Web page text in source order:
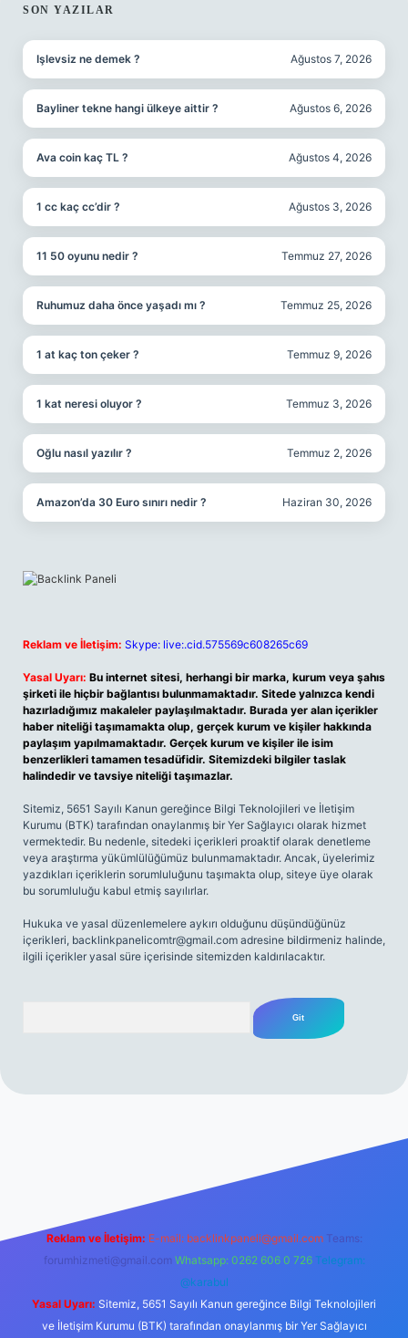
SIDEBAR
SON YAZILAR
Işlevsiz ne demek ? Ağustos 7, 2026
Bayliner tekne hangi ülkeye aittir ? Ağustos 6, 2026
Ava coin kaç TL ? Ağustos 4, 2026
1 cc kaç cc’dir ? Ağustos 3, 2026
11 50 oyunu nedir ? Temmuz 27, 2026
Ruhumuz daha önce yaşadı mı ? Temmuz 25, 2026
1 at kaç ton çeker ? Temmuz 9, 2026
1 kat neresi oluyor ? Temmuz 3, 2026
Oğlu nasıl yazılır ? Temmuz 2, 2026
Amazon’da 30 Euro sınırı nedir ? Haziran 30, 2026
Reklam ve İletişim: Skype: live:.cid.575569c608265c69
Yasal Uyarı: Bu internet sitesi, herhangi bir marka, kurum veya şahıs
şirketi ile hiçbir bağlantısı bulunmamaktadır. Sitede yalnızca kendi
hazırladığımız makaleler paylaşılmaktadır. Burada yer alan içerikler
haber niteliği taşımamakta olup, gerçek kurum ve kişiler hakkında
paylaşım yapılmamaktadır. Gerçek kurum ve kişiler ile isim
benzerlikleri tamamen tesadüfidir. Sitemizdeki bilgiler taslak
halindedir ve tavsiye niteliği taşımazlar.
Sitemiz, 5651 Sayılı Kanun gereğince Bilgi Teknolojileri ve İletişim
Kurumu (BTK) tarafından onaylanmış bir Yer Sağlayıcı olarak hizmet
vermektedir. Bu nedenle, sitedeki içerikleri proaktif olarak denetleme
veya araştırma yükümlülüğümüz bulunmamaktadır. Ancak, üyelerimiz
yazdıkları içeriklerin sorumluluğunu taşımakta olup, siteye üye olarak
bu sorumluluğu kabul etmiş sayılırlar.
Hukuka ve yasal düzenlemelere aykırı olduğunu düşündüğünüz
içerikleri, backlinkpanelicomtr@gmail.com adresine bildirmeniz halinde,
ilgili içerikler yasal süre içerisinde sitemizden kaldırılacaktır.
Reklam ve İletişim: E-mail: backlinkpaneli@gmail.com Teams:
forumhizmeti@gmail.com Whatsapp: 0262 606 0 726 Telegram:
@karabul
Yasal Uyarı: Sitemiz, 5651 Sayılı Kanun gereğince Bilgi Teknolojileri
ve İletişim Kurumu (BTK) tarafından onaylanmış bir Yer Sağlayıcı